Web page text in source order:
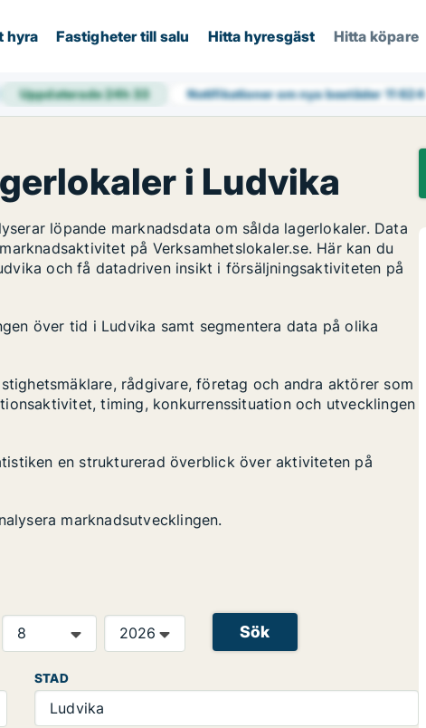
hyra Fastigheter till salu Hitta hyresgäst Hitta köpare
Uppdaterade 24h33 Notifikationer om nya bostäder11 624
i Ludvika
löpande marknadsdata om sålda lagerlokaler. Data
på Verksamhetslokaler.se. Här kan du
och få datadriven insikt i försäljningsaktiviteten på
över tid i Ludvika samt segmentera data på olika
rådgivare, företag och andra aktörer som
timing, konkurrenssituation och utvecklingen
en strukturerad överblick över aktiviteten på
marknadsutvecklingen.
Sök
STAD
Ludvika